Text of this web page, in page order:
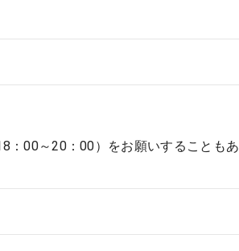
：00～20：00）をお願いすることもあ